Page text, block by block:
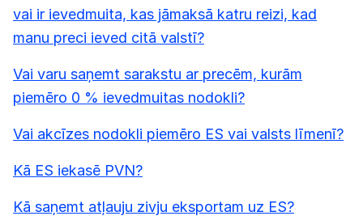
vai ir ievedmuita, kas jāmaksā katru reizi, kad
manu preci ieved citā valstī?
Vai varu saņemt sarakstu ar precēm, kurām
piemēro 0 % ievedmuitas nodokli?
Vai akcīzes nodokli piemēro ES vai valsts līmenī?
Kā ES iekasē PVN?
Kā saņemt atļauju zivju eksportam uz ES?